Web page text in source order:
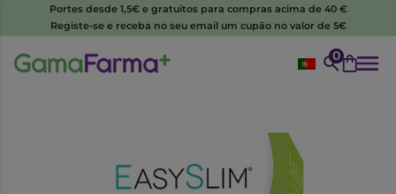
Portes desde 1,5€ e gratuitos para compras acima de 40 €
Registe-se e receba no seu email um cupão no valor de 5€
0